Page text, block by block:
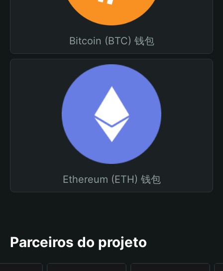
Bitcoin (BTC) 钱包
Ethereum (ETH) 钱包
Parceiros do projeto